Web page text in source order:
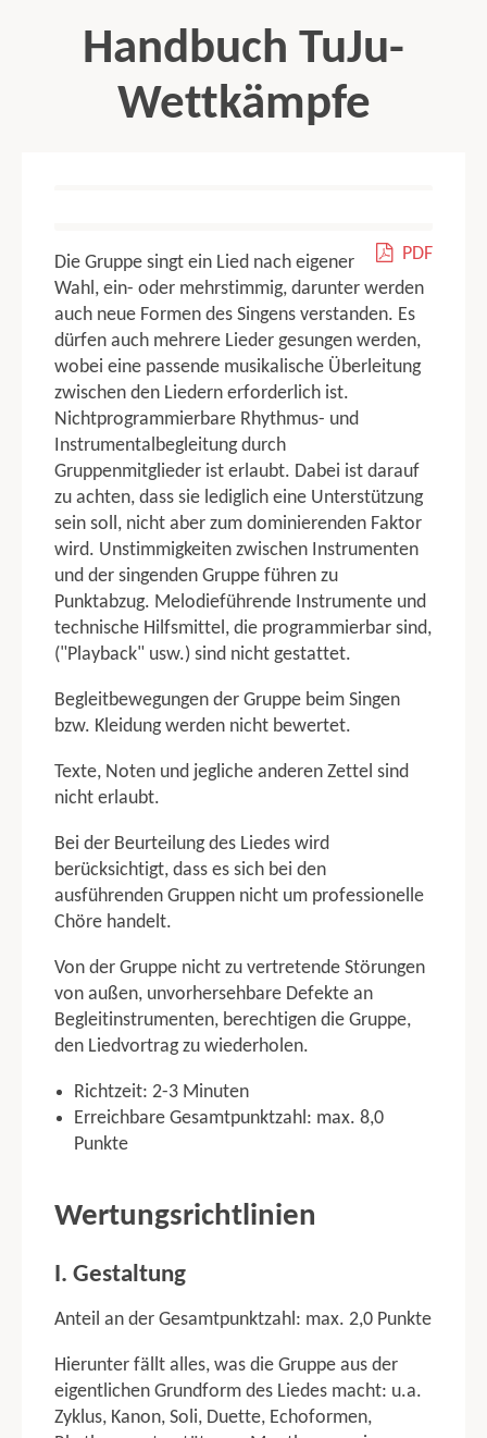
Handbuch TuJu-
Wettkämpfe
PDF
Die Gruppe singt ein Lied nach eigener
Wahl, ein- oder mehrstimmig, darunter werden
auch neue Formen des Singens verstanden. Es
dürfen auch mehrere Lieder gesungen werden,
wobei eine passende musikalische Überleitung
zwischen den Liedern erforderlich ist.
Nichtprogrammierbare Rhythmus- und
Instrumentalbegleitung durch
Gruppenmitglieder ist erlaubt. Dabei ist darauf
zu achten, dass sie lediglich eine Unterstützung
sein soll, nicht aber zum dominierenden Faktor
wird. Unstimmigkeiten zwischen Instrumenten
und der singenden Gruppe führen zu
Punktabzug. Melodieführende Instrumente und
technische Hilfsmittel, die programmierbar sind,
("Playback" usw.) sind nicht gestattet.
Begleitbewegungen der Gruppe beim Singen
bzw. Kleidung werden nicht bewertet.
Texte, Noten und jegliche anderen Zettel sind
nicht erlaubt.
Bei der Beurteilung des Liedes wird
berücksichtigt, dass es sich bei den
ausführenden Gruppen nicht um professionelle
Chöre handelt.
Von der Gruppe nicht zu vertretende Störungen
von außen, unvorhersehbare Defekte an
Begleitinstrumenten, berechtigen die Gruppe,
den Liedvortrag zu wiederholen.
Richtzeit: 2-3 Minuten
Erreichbare Gesamtpunktzahl: max. 8,0
Punkte
Wertungsrichtlinien
I. Gestaltung
Anteil an der Gesamtpunktzahl: max. 2,0 Punkte
Hierunter fällt alles, was die Gruppe aus der
eigentlichen Grundform des Liedes macht: u.a.
Zyklus, Kanon, Soli, Duette, Echoformen,
Organisatorische Regelungen
Leistungsbewertung
Startpassregelung
Qualifikation zur Deutschen Meisterschaft und Bundespokal
Abbruch des Vortrags
Hinweise
Bandagen, Orthesen, Schienen
Wettkampfmusik
Ausschluss vom Wettkampf
Allgemeiner Punktabzug
TGM
TGM Jugend
TGM Junioren
TGM Erwachsene
TGW
TGW Junioren
TGW Senioren
TGW Nachwuchsgruppe 3 Kampf
KGW
TUJU 4 KAMPF
Altersklassen
Disziplinen
ERLÄUTERUNGEN ZU DEN DISZIPLINEN
Gymnastik
Ballweitwurf
KGW